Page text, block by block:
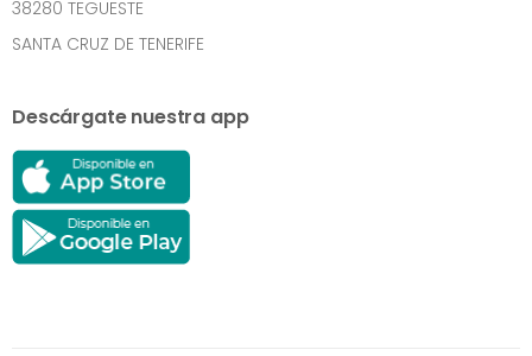
38280 TEGUESTE
SANTA CRUZ DE TENERIFE
Descárgate nuestra app